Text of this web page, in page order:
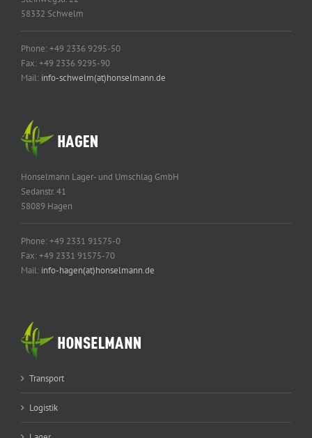
58332 Schwelm
Phone: +49 2336 9295-50
Fax: +49 2336 9295-90
Mail: info-schwelm(at)honselmann.de
Honselmann Lager- und Umschlag GmbH
Sedanstr. 41
58089 Hagen
Phone: +49 2331 91575-0
Fax: +49 2331 91575-70
Mail: info-hagen(at)honselmann.de
Transport
Logistik